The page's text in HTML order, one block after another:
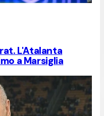
L'Atalanta
a Marsiglia